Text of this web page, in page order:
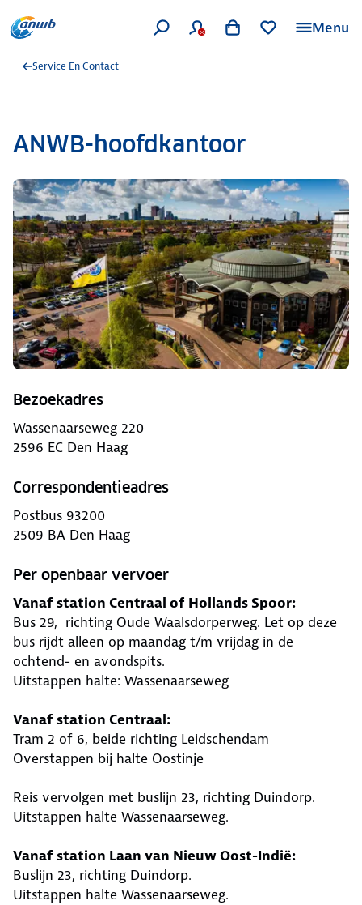
Menu
Service En Contact
ANWB-hoofdkantoor
Bezoekadres
Wassenaarseweg 220
2596 EC Den Haag
Correspondentieadres
Postbus 93200
2509 BA Den Haag
Per openbaar vervoer
Vanaf station Centraal of Hollands Spoor:
Bus 29, richting Oude Waalsdorperweg. Let op deze
bus rijdt alleen op maandag t/m vrijdag in de
ochtend- en avondspits.
Uitstappen halte: Wassenaarseweg
Vanaf station Centraal:
Tram 2 of 6, beide richting Leidschendam
Overstappen bij halte Oostinje
Reis vervolgen met buslijn 23, richting Duindorp.
Uitstappen halte Wassenaarseweg.
Vanaf station Laan van Nieuw Oost-Indië:
Buslijn 23, richting Duindorp.
Uitstappen halte Wassenaarseweg.